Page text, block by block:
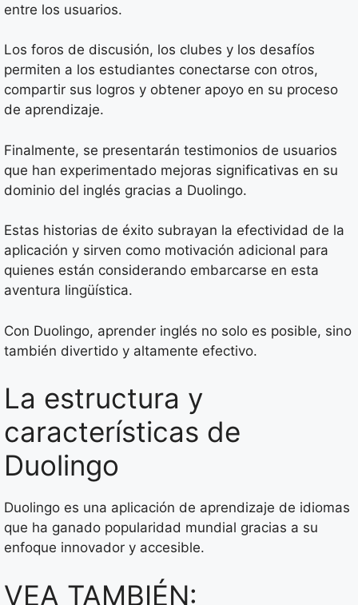
entre los usuarios.
Los foros de discusión, los clubes y los desafíos
permiten a los estudiantes conectarse con otros,
compartir sus logros y obtener apoyo en su proceso
de aprendizaje.
Finalmente, se presentarán testimonios de usuarios
que han experimentado mejoras significativas en su
dominio del inglés gracias a Duolingo.
Estas historias de éxito subrayan la efectividad de la
aplicación y sirven como motivación adicional para
quienes están considerando embarcarse en esta
aventura lingüística.
Con Duolingo, aprender inglés no solo es posible, sino
también divertido y altamente efectivo.
La estructura y
características de
Duolingo
Duolingo es una aplicación de aprendizaje de idiomas
que ha ganado popularidad mundial gracias a su
enfoque innovador y accesible.
VEA TAMBIÉN: